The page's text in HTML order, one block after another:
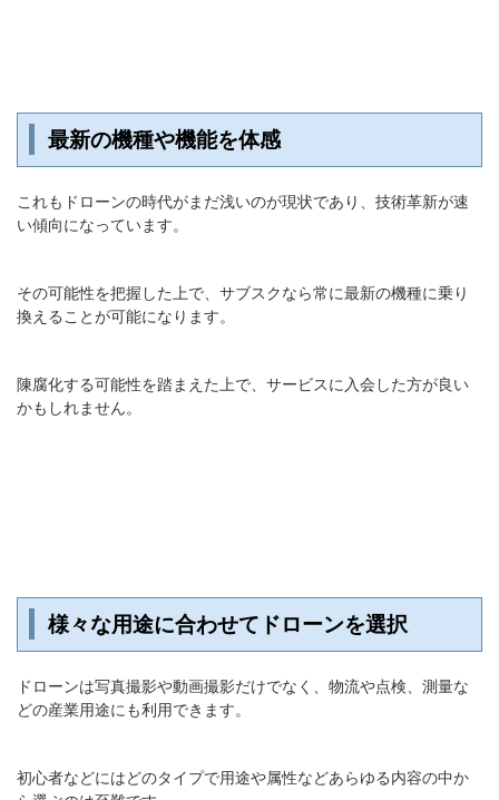
最新の機種や機能を体感
これもドローンの時代がまだ浅いのが現状であり、技術革新が速
い傾向になっています。
その可能性を把握した上で、サブスクなら常に最新の機種に乗り
換えることが可能になります。
陳腐化する可能性を踏まえた上で、サービスに入会した方が良い
かもしれません。
様々な用途に合わせてドローンを選択
ドローンは写真撮影や動画撮影だけでなく、物流や点検、測量な
どの産業用途にも利用できます。
初心者などにはどのタイプで用途や属性などあらゆる内容の中か